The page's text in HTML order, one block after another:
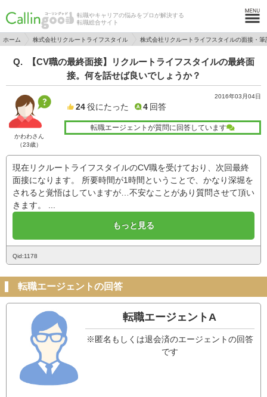
転職やキャリアの悩みをプロが解決する
転職総合サイト
ホーム 株式会社リクルートライフスタイル 株式会社リクルートライフスタイルの面接・筆
【CV職の最終面接】リクルートライフスタイルの最終面
接。何を話せば良いでしょうか？
かわわさん
（23歳）
2016年03月04日
24 役にたった 4 回答
転職エージェントが質問に回答しています
現在リクルートライフスタイルのCV職を受けており、次回最終
面接になります。 所要時間が1時間ということで、かなり深堀を
されると覚悟はしていますが…不安なことがあり質問させて頂い
きます。 ...
もっと見る
Qid:1178
転職エージェントの回答
転職エージェントA
※匿名もしくは退会済のエージェントの回答
です